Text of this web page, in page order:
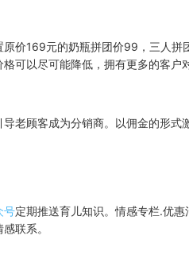
价169元的奶瓶拼团价99，三人
可以尽可能降低，拥有更多的客户
老顾客成为分销商。以佣金的形式
号定期推送育儿知识。情感专栏.优
联系。